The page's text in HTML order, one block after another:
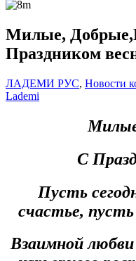
Милые,
Праздником
ЛАДЕМИ РУС, Новости
Lademi
С
Пусть
счастье,
Взаимной любви